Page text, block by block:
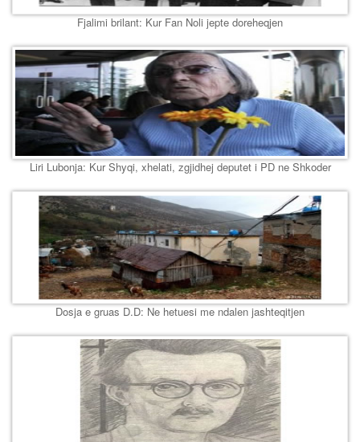
Fjalimi brilant: Kur Fan Noli jepte doreheqjen
Liri Lubonja: Kur Shyqi, xhelati, zgjidhej deputet i PD ne Shkoder
Dosja e gruas D.D: Ne hetuesi me ndalen jashteqitjen